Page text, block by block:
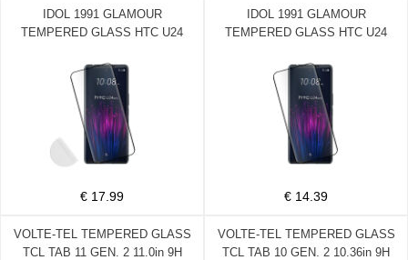
IDOL 1991 GLAMOUR
TEMPERED GLASS HTC U24
COVER 3D FULL GLUE FINGER
UNLOCK BLACK+SQUEEZY
CARD
€ 17.99
IDOL 1991 GLAMOUR
TEMPERED GLASS HTC U24
COVER 3D EDGE GLUE INGER
UNLOCK BLACK
€ 14.39
VOLTE-TEL TEMPERED GLASS
TCL TAB 11 GEN. 2 11.0in 9H
VOLTE-TEL TEMPERED GLASS
TCL TAB 10 GEN. 2 10.36in 9H